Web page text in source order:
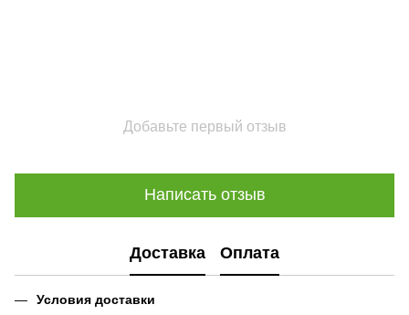
Добавьте первый отзыв
Написать отзыв
Доставка Оплата
Условия доставки